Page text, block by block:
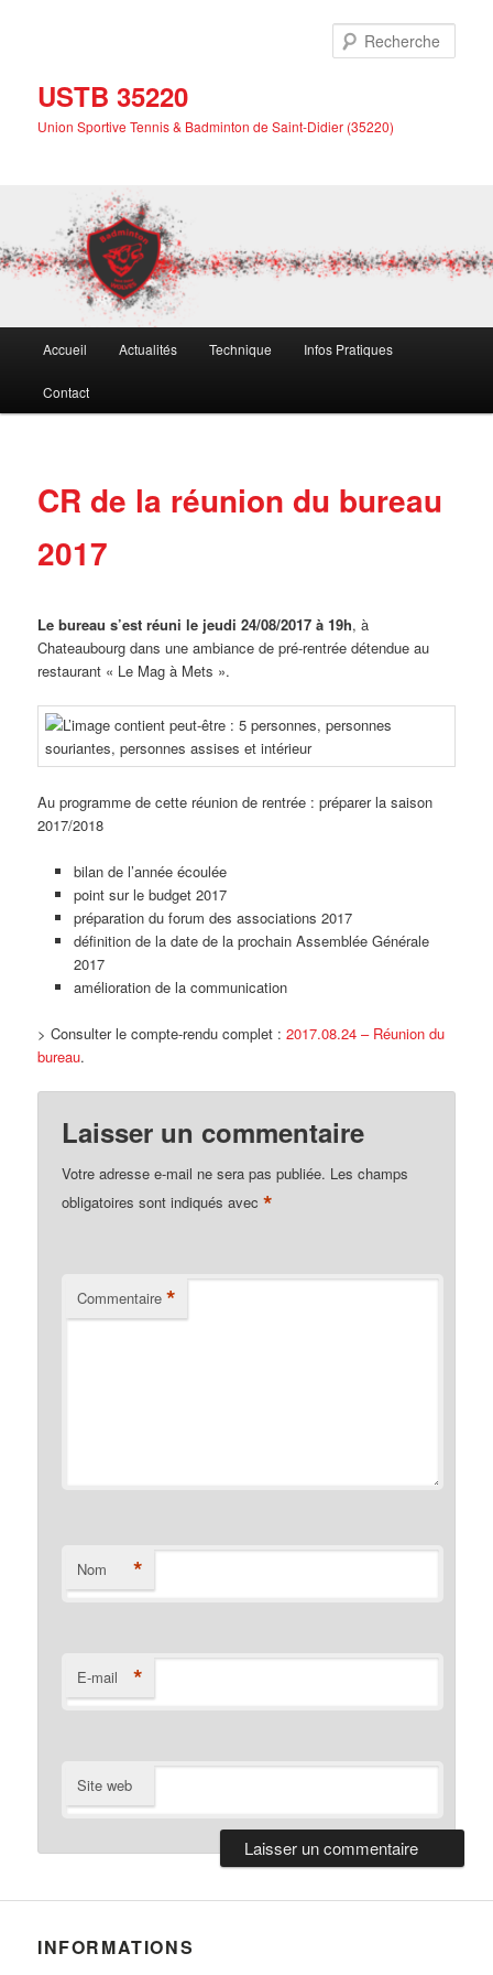
USTB 35220
Union Sportive Tennis & Badminton de Saint-Didier (35220)
principal
Accueil Actualités Technique Infos Pratiques
Contact
CR de la réunion du bureau
2017
Le bureau s’est réuni le jeudi 24/08/2017 à 19h, à
Chateaubourg dans une ambiance de pré-rentrée détendue au
restaurant « Le Mag à Mets ».
Au programme de cette réunion de rentrée : préparer la saison
2017/2018
bilan de l’année écoulée
point sur le budget 2017
préparation du forum des associations 2017
définition de la date de la prochain Assemblée Générale
2017
amélioration de la communication
> Consulter le compte-rendu complet :2017.08.24 – Réunion du
bureau.
Laisser un commentaire
Votre adresse e-mail ne sera pas publiée. Les champs
obligatoires sont indiqués avec*
Commentaire *
Nom *
E-mail *
Site web
INFORMATIONS